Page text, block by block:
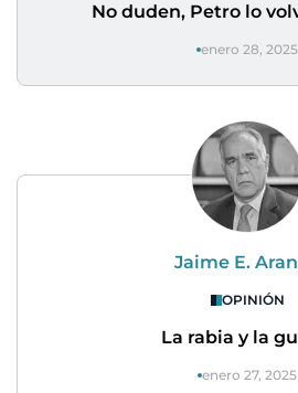
No duden, Petro lo
enero 28, 2025
Jaime E.
OPINIÓN
La rabia y la
enero 27, 2025